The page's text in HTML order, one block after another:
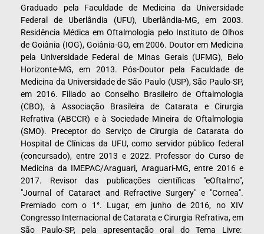
Graduado pela Faculdade de Medicina da Universidade
Federal de Uberlândia (UFU), Uberlândia-MG, em 2003.
Residência Médica em Oftalmologia pelo Instituto de Olhos
de Goiânia (IOG), Goiânia-GO, em 2006. Doutor em Medicina
pela Universidade Federal de Minas Gerais (UFMG), Belo
Horizonte-MG, em 2013. Pós-Doutor pela Faculdade de
Medicina da Universidade de São Paulo (USP), São Paulo-SP,
em 2016. Filiado ao Conselho Brasileiro de Oftalmologia
(CBO), à Associação Brasileira de Catarata e Cirurgia
Refrativa (ABCCR) e à Sociedade Mineira de Oftalmologia
(SMO). Preceptor do Serviço de Cirurgia de Catarata do
Hospital de Clínicas da UFU, como servidor público federal
(concursado), entre 2013 e 2022. Professor do Curso de
Medicina da IMEPAC/Araguari, Araguari-MG, entre 2016 e
2017. Revisor das publicações científicas "eOftalmo",
"Journal of Cataract and Refractive Surgery" e "Cornea".
Premiado com o 1°. Lugar, em junho de 2016, no XIV
Congresso Internacional de Catarata e Cirurgia Refrativa, em
São Paulo-SP, pela apresentação oral do Tema Livre: